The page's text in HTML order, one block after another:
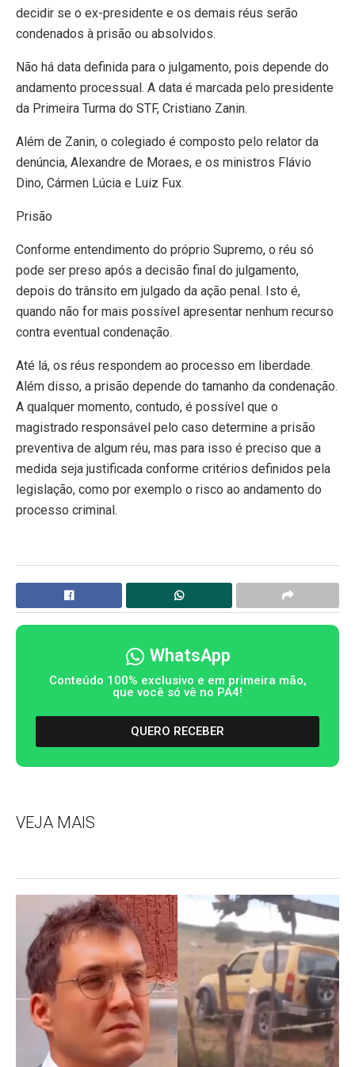
decidir se o ex-presidente e os demais réus serão
condenados à prisão ou absolvidos.
Não há data definida para o julgamento, pois depende do
andamento processual. A data é marcada pelo presidente
da Primeira Turma do STF, Cristiano Zanin.
Além de Zanin, o colegiado é composto pelo relator da
denúncia, Alexandre de Moraes, e os ministros Flávio
Dino, Cármen Lúcia e Luiz Fux.
Prisão
Conforme entendimento do próprio Supremo, o réu só
pode ser preso após a decisão final do julgamento,
depois do trânsito em julgado da ação penal. Isto é,
quando não for mais possível apresentar nenhum recurso
contra eventual condenação.
Até lá, os réus respondem ao processo em liberdade.
Além disso, a prisão depende do tamanho da condenação.
A qualquer momento, contudo, é possível que o
magistrado responsável pelo caso determine a prisão
preventiva de algum réu, mas para isso é preciso que a
medida seja justificada conforme critérios definidos pela
legislação, como por exemplo o risco ao andamento do
processo criminal.
WhatsApp
Conteúdo 100% exclusivo e em primeira mão,
que você só vê no PA4!
QUERO RECEBER
VEJA MAIS